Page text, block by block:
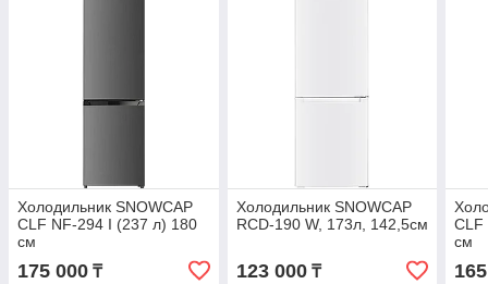
Холодильник SNOWCAP
CLF NF-294 I (237 л) 180
см
175 000 ₸
Холодильник SNOWCAP
RCD-190 W, 173л, 142,5см
123 000₸
CLF
см